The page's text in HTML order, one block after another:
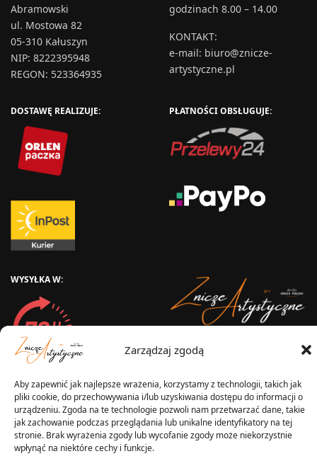
Zarządzaj zgodą
Aby zapewnić jak najlepsze wrażenia, korzystamy z technologii, takich jak
pliki cookie, do przechowywania i/lub uzyskiwania dostępu do informacji o
urządzeniu. Zgoda na te technologie pozwoli nam przetwarzać dane, takie
jak zachowanie podczas przeglądania lub unikalne identyfikatory na tej
stronie. Brak wyrażenia zgody lub wycofanie zgody może niekorzystnie
wpłynąć na niektóre cechy i funkcje.
Abramowski
ul. Mostowa 82
05-310 Kałuszyn
NIP: 8222395948
REGON: 523364935
godzinach 8.00 – 14.00
KONTAKT:
e-mail: biuro@znicze-
artystyczne.pl
DOSTAWĘ REALIZUJE: PŁATNOŚCI OBSŁUGUJE:
WYSYŁKA W:
2025 © Znicz Polski -
Wszelkie prawa zastrzeżone